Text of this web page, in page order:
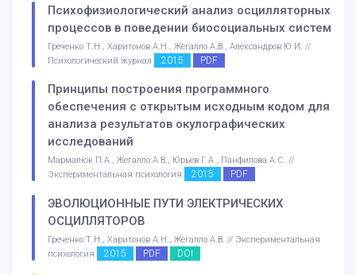
Психофизиологический анализ осцилляторных
процессов в поведении биосоциальных систем
Греченко Т.Н., Харитонов А.Н., Жегалло А.В., Александров Ю.И. //
Психологический журнал
2015 PDF
Принципы построения программного
обеспечения с открытым исходным кодом для
анализа результатов окулографических
исследований
Мармалюк П.А., Жегалло А.В., Юрьев Г.А., Панфилова А.С. //
Экспериментальная психология
2015 PDF
ЭВОЛЮЦИОННЫЕ ПУТИ ЭЛЕКТРИЧЕСКИХ
ОСЦИЛЛЯТОРОВ
Греченко Т.Н., Харитонов А.Н., Жегалло А.В. // Экспериментальная
психология
2015 PDF DOI